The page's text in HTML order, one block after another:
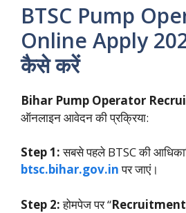
BTSC Pump
Online Apply
कैसे करें
Bihar Pump Operator
ऑनलाइन आवेदन की प्रक्रिया:
Step 1:सबसे पहले BTSC की
btsc.bihar.gov.inपर जाएं।
Step 2:होमपेज पर “Recruitment